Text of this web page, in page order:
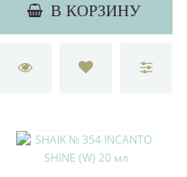
В КОРЗИНУ